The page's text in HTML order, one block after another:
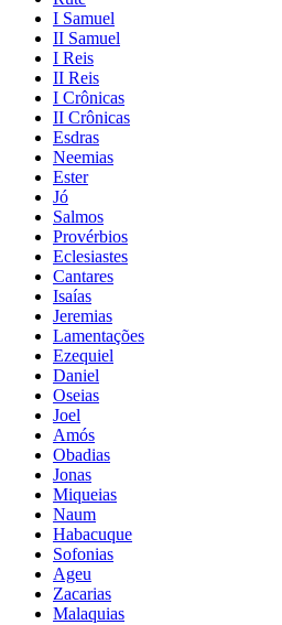
I Samuel
II Samuel
I Reis
II Reis
I Crônicas
II Crônicas
Esdras
Neemias
Ester
Jó
Salmos
Provérbios
Eclesiastes
Cantares
Isaías
Jeremias
Lamentações
Ezequiel
Daniel
Oseias
Joel
Amós
Obadias
Jonas
Miqueias
Naum
Habacuque
Sofonias
Ageu
Zacarias
Malaquias